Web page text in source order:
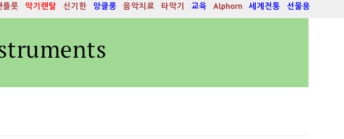
플릇 악기렌탈 신기한 앙클룽 음악치료 타악기 교육 Alphorn 세계전통 선물용